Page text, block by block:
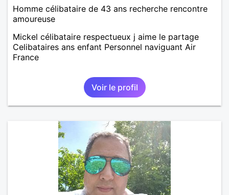
Homme célibataire de 43 ans recherche rencontre
amoureuse
Mickel célibataire respectueux j aime le partage
Celibataires ans enfant Personnel naviguant Air
France
Voir le profil